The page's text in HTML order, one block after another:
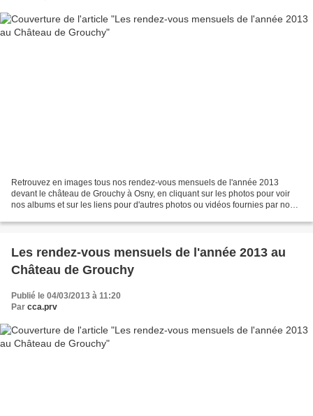
Retrouvez en images tous nos rendez-vous mensuels de l'année 2013
devant le château de Grouchy à Osny, en cliquant sur les photos pour voir
nos albums et sur les liens pour d'autres photos ou vidéos fournies par nos
Les rendez-vous mensuels de l'année 2013 au
Château de Grouchy
Publié le 04/03/2013 à 11:20
Par cca.prv